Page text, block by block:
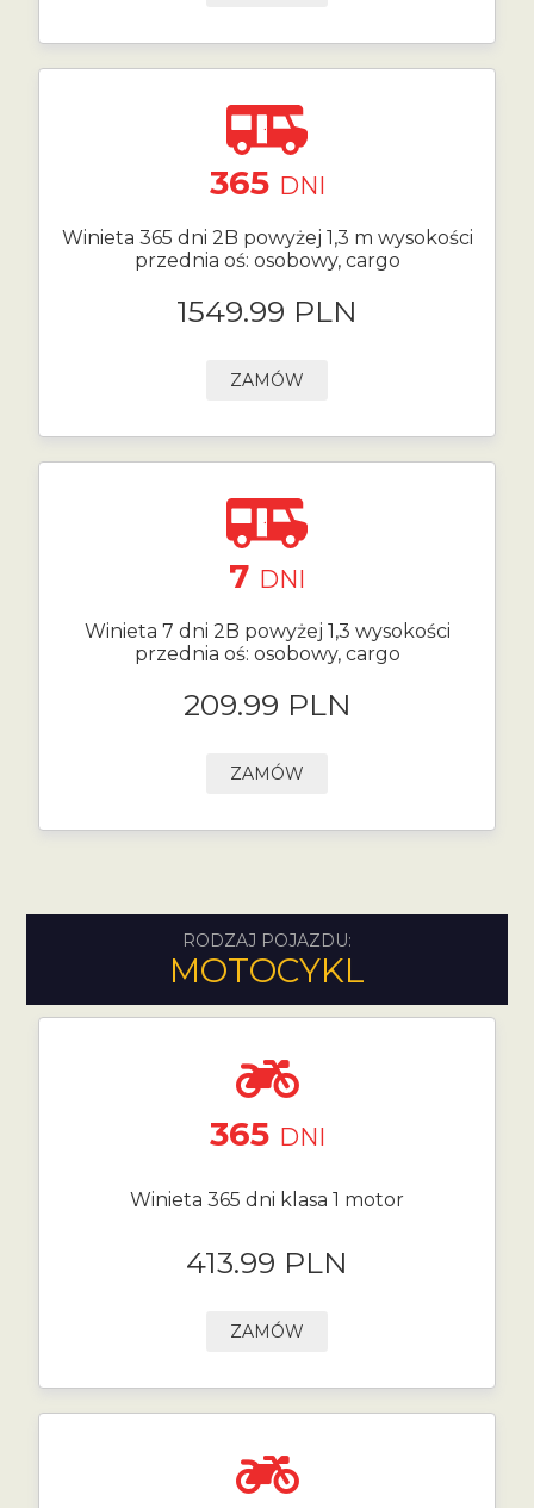
365 DNI
Winieta 365 dni 2B powyżej 1,3 m wysokości
przednia oś: osobowy, cargo
1549.99 PLN
ZAMÓW
7 DNI
Winieta 7 dni 2B powyżej 1,3 wysokości
przednia oś: osobowy, cargo
209.99 PLN
ZAMÓW
RODZAJ POJAZDU:
MOTOCYKL
365 DNI
Winieta 365 dni klasa 1 motor
413.99 PLN
ZAMÓW